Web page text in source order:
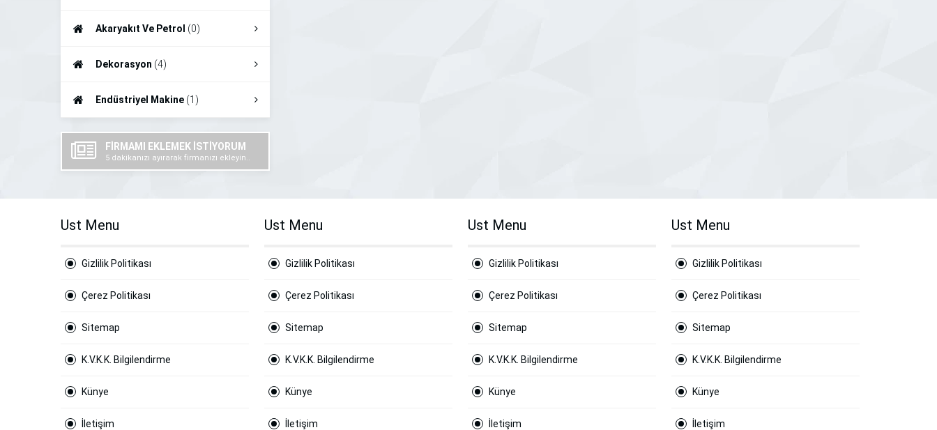
Akaryakıt Ve Petrol (0)
Dekorasyon (4)
Endüstriyel Makine (1)
FİRMAMI EKLEMEK İSTİYORUM
5 dakikanızı ayırarak firmanızı ekleyin..
Ust Menu
Gizlilik Politikası
Çerez Politikası
Sitemap
K.V.K.K. Bilgilendirme
Künye
İletişim
Ust Menu
Gizlilik Politikası
Çerez Politikası
Sitemap
K.V.K.K. Bilgilendirme
Künye
İletişim
Ust Menu
Gizlilik Politikası
Çerez Politikası
Sitemap
K.V.K.K. Bilgilendirme
Künye
İletişim
Ust Menu
Gizlilik Politikası
Çerez Politikası
Sitemap
K.V.K.K. Bilgilendirme
Künye
İletişim